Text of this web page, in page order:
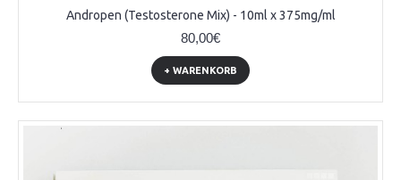
Andropen (Testosterone Mix) - 10ml x 375mg/ml
80,00€
+ WARENKORB